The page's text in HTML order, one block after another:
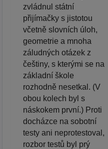
zvládnul státní
přijímačky s jistotou
včetně slovních úloh,
geometrie a mnoha
záludných otázek z
češtiny, s kterými se na
základní škole
rozhodně nesetkal. (V
obou kolech byl s
náskokem první.) Proti
docházce na sobotní
testy ani neprotestoval,
rozbor testů byl prý